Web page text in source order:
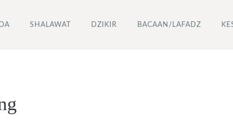
SHALAWAT DZIKIR BACAAN/LAFADZ